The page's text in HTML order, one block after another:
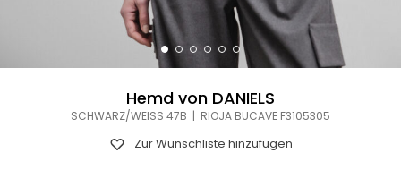
Hemd von DANIELS
SCHWARZ/WEISS 47B | RIOJA BUCAVE F3105305
Zur Wunschliste hinzufügen